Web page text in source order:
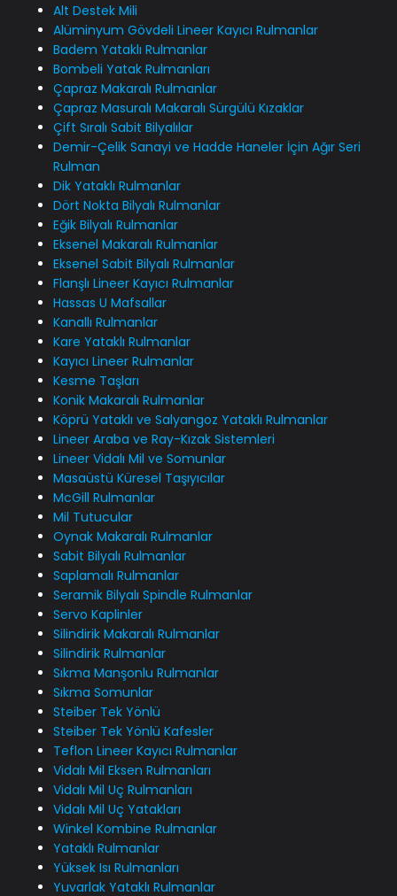
Alt Destek Mili
Alüminyum Gövdeli Lineer Kayıcı Rulmanlar
Badem Yataklı Rulmanlar
Bombeli Yatak Rulmanları
Çapraz Makaralı Rulmanlar
Çapraz Masuralı Makaralı Sürgülü Kızaklar
Çift Sıralı Sabit Bilyalılar
Demir-Çelik Sanayi ve Hadde Haneler İçin Ağır Seri
Rulman
Dik Yataklı Rulmanlar
Dört Nokta Bilyalı Rulmanlar
Eğik Bilyalı Rulmanlar
Eksenel Makaralı Rulmanlar
Eksenel Sabit Bilyalı Rulmanlar
Flanşlı Lineer Kayıcı Rulmanlar
Hassas U Mafsallar
Kanallı Rulmanlar
Kare Yataklı Rulmanlar
Kayıcı Lineer Rulmanlar
Kesme Taşları
Konik Makaralı Rulmanlar
Köprü Yataklı ve Salyangoz Yataklı Rulmanlar
Lineer Araba ve Ray-Kızak Sistemleri
Lineer Vidalı Mil ve Somunlar
Masaüstü Küresel Taşıyıcılar
McGill Rulmanlar
Mil Tutucular
Oynak Makaralı Rulmanlar
Sabit Bilyalı Rulmanlar
Saplamalı Rulmanlar
Seramik Bilyalı Spindle Rulmanlar
Servo Kaplinler
Silindirik Makaralı Rulmanlar
Silindirik Rulmanlar
Sıkma Manşonlu Rulmanlar
Sıkma Somunlar
Steiber Tek Yönlü
Steiber Tek Yönlü Kafesler
Teflon Lineer Kayıcı Rulmanlar
Vidalı Mil Eksen Rulmanları
Vidalı Mil Uç Rulmanları
Vidalı Mil Uç Yatakları
Winkel Kombine Rulmanlar
Yataklı Rulmanlar
Yüksek Isı Rulmanları
Yuvarlak Yataklı Rulmanlar